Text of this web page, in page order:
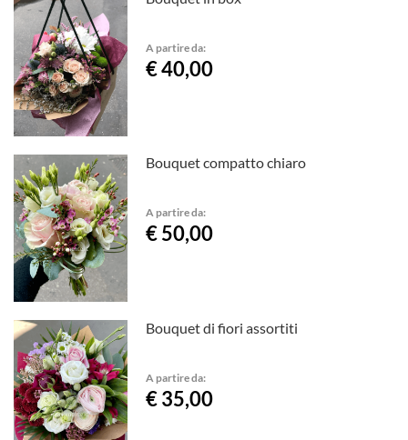
A partire da:
€ 40,00
Bouquet compatto chiaro
A partire da:
€ 50,00
Bouquet di fiori assortiti
A partire da:
€ 35,00